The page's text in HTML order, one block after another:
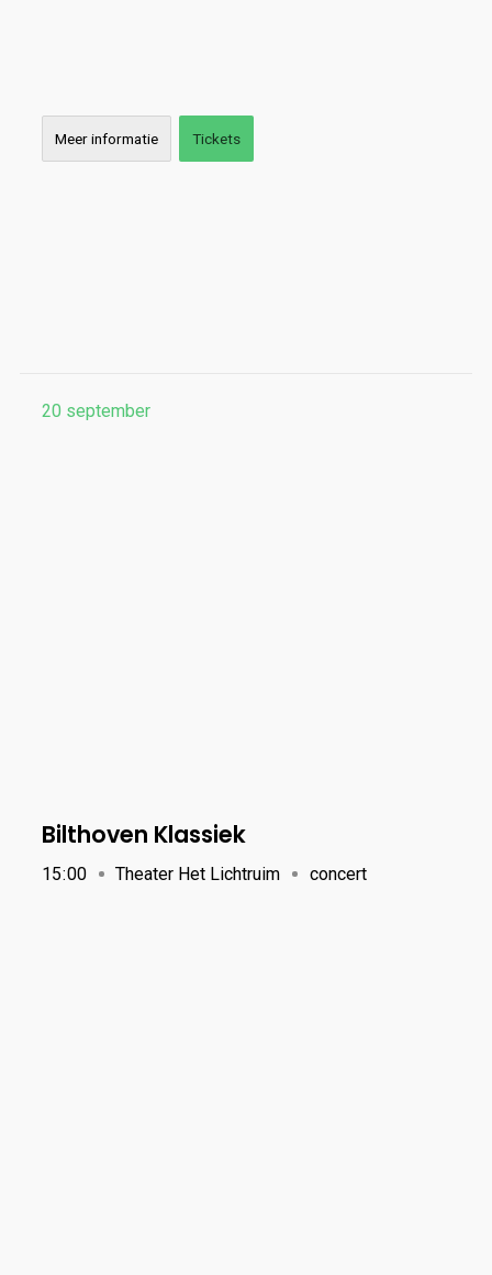
Meer informatie Tickets
20 september
Bilthoven Klassiek
15:00 Theater Het Lichtruim concert